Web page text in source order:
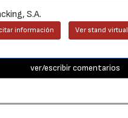
S.A.
información Ver stand virtual
ver/escribir comentarios